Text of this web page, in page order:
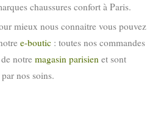
chaussures confort à Paris.
mieux nous connaitre vous pouvez
e-boutic : toutes nos commandes
notremagasin parisien et sont
nos soins.